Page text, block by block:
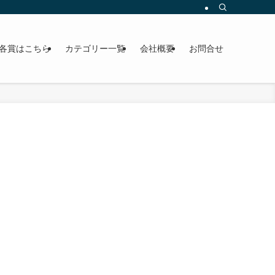
賞はこちら カテゴリー一覧 会社概要 お問合せ